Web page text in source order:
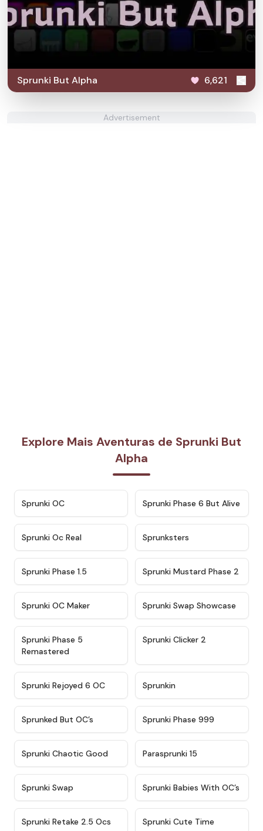
Sprunki But Alpha 6,621
Advertisement
Explore Mais Aventuras de Sprunki But
Alpha
Sprunki OC ★ 4.9
Sprunki Phase 6 But Alive
Sprunki Oc Real Sprunksters
Sprunki Phase 1.5 ★ 4.4
Sprunki Mustard Phase 2
Sprunki OC Maker ★ 4.6
Sprunki Swap Showcase
Sprunki Phase 5
Remastered
Sprunki Clicker 2
★ 4.4
Sprunki Rejoyed 6 OC Sprunkin
Sprunked But OC’s Sprunki Phase 999
★ 4.7
Sprunki Chaotic Good Parasprunki 15
Sprunki Swap ★ 4.8
Sprunki Babies With OC’s
★ 4.6
Sprunki Retake 2.5 Ocs Sprunki Cute Time